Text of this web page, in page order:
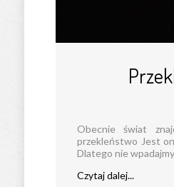
Obecnie świat
przekleństwo Jest
Dlatego nie
Czytaj dalej...